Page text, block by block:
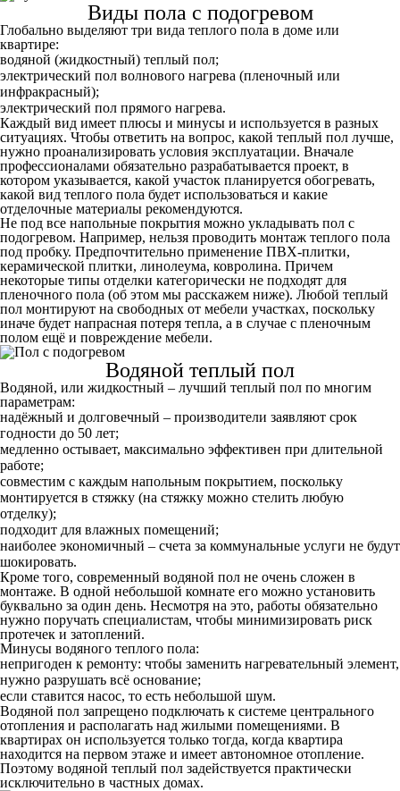
Виды пола с подогревом
Глобально выделяют три вида теплого пола в доме или
квартире:
водяной (жидкостный) теплый пол;
электрический пол волнового нагрева (пленочный или
инфракрасный);
электрический пол прямого нагрева.
Каждый вид имеет плюсы и минусы и используется в разных
ситуациях. Чтобы ответить на вопрос, какой теплый пол лучше,
нужно проанализировать условия эксплуатации. Вначале
профессионалами обязательно разрабатывается проект, в
котором указывается, какой участок планируется обогревать,
какой вид теплого пола будет использоваться и какие
отделочные материалы рекомендуются.
Не под все напольные покрытия можно укладывать пол с
подогревом. Например, нельзя проводить монтаж теплого пола
под пробку. Предпочтительно применение ПВХ-плитки,
керамической плитки, линолеума, ковролина. Причем
некоторые типы отделки категорически не подходят для
пленочного пола (об этом мы расскажем ниже). Любой теплый
пол монтируют на свободных от мебели участках, поскольку
иначе будет напрасная потеря тепла, а в случае с пленочным
полом ещё и повреждение мебели.
Водяной теплый пол
Водяной, или жидкостный – лучший теплый пол по многим
параметрам:
надёжный и долговечный – производители заявляют срок
годности до 50 лет;
медленно остывает, максимально эффективен при длительной
работе;
совместим с каждым напольным покрытием, поскольку
монтируется в стяжку (на стяжку можно стелить любую
отделку);
подходит для влажных помещений;
наиболее экономичный – счета за коммунальные услуги не будут
шокировать.
Кроме того, современный водяной пол не очень сложен в
монтаже. В одной небольшой комнате его можно установить
буквально за один день. Несмотря на это, работы обязательно
нужно поручать специалистам, чтобы минимизировать риск
протечек и затоплений.
Минусы водяного теплого пола:
непригоден к ремонту: чтобы заменить нагревательный элемент,
нужно разрушать всё основание;
если ставится насос, то есть небольшой шум.
Водяной пол запрещено подключать к системе центрального
отопления и располагать над жилыми помещениями. В
квартирах он используется только тогда, когда квартира
находится на первом этаже и имеет автономное отопление.
Поэтому водяной теплый пол задействуется практически
исключительно в частных домах.